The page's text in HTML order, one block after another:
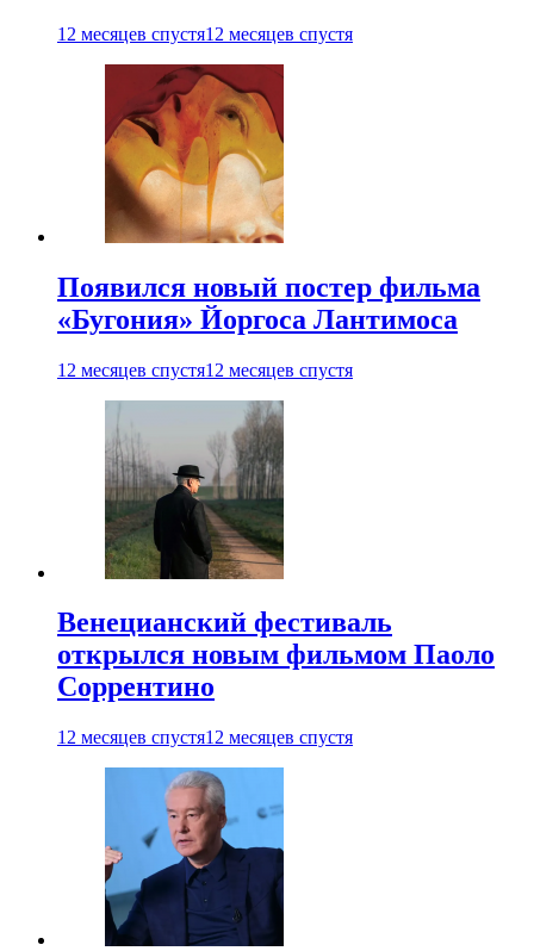
12 месяцев спустя12 месяцев спустя
Появился новый постер фильма
«Бугония» Йоргоса Лантимоса
12 месяцев спустя12 месяцев спустя
Венецианский фестиваль
открылся новым фильмом Паоло
Соррентино
12 месяцев спустя12 месяцев спустя